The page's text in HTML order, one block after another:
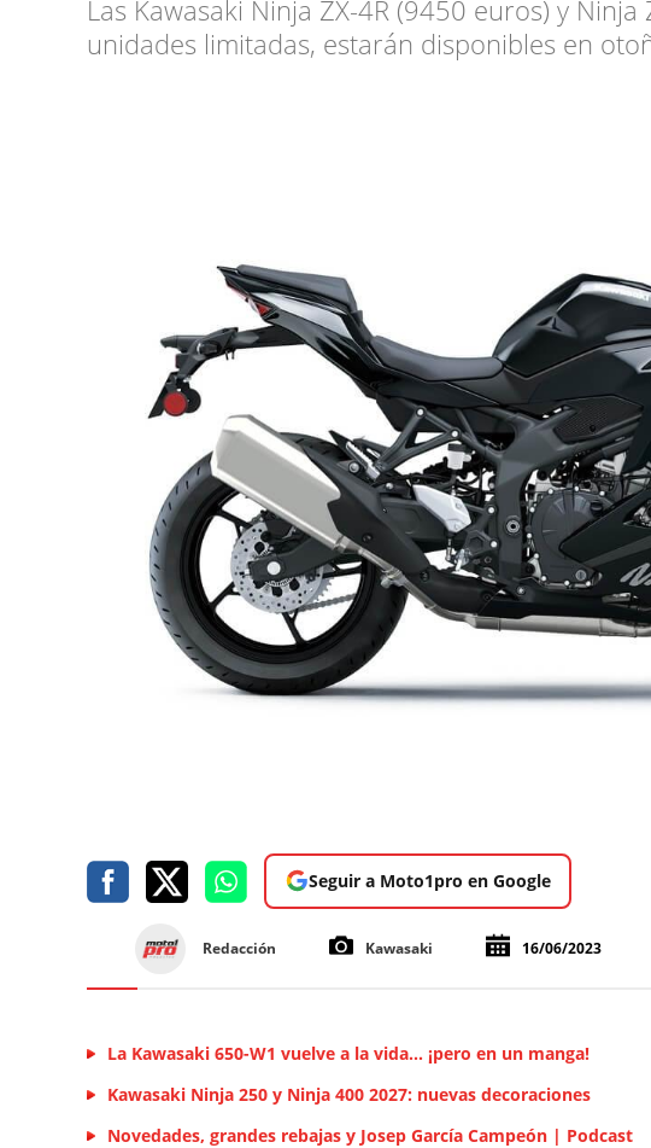
Las Kawasaki Ninja ZX-4R (9450 euros) y Ninja
unidades limitadas, estarán disponibles en
Seguir a Moto1pro en Google
Redacción Kawasaki 16/06/2023
La Kawasaki 650-W1 vuelve a la vida... ¡pero en un manga!
Kawasaki Ninja 250 y Ninja 400 2027: nuevas decoraciones
Novedades, grandes rebajas y Josep García Campeón | Podcast